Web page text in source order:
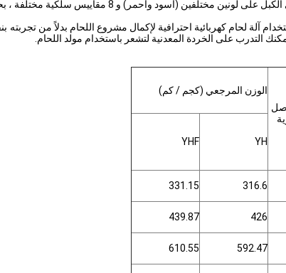
آلة لحام كهربائية احترافية لإكمال مشروع اللحام بدلاً من تجربته
التدرب على الخردة المعدنية لتشعر باستخدام مولد اللحام.
الوزن المرجعي (كجم / كم)
YH
YHF
316.6
331.15
426
439.87
592.47
610.55